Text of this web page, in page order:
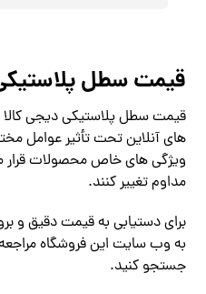
قیمت سطل
قیمت سطل پلاستیکی دیجی کالا
های آنلاین تحت تأثیر عوامل
ویژگی های خاص محصولات قرار
مداوم تغییر کنند.
برای دستیابی به قیمت دقیق و
به وب سایت این فروشگاه
جستجو کنید.